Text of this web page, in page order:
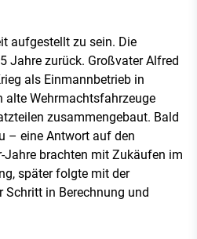
aufgestellt zu sein. Die
Jahre zurück. Großvater Alfred
als Einmannbetrieb in
alte Wehrmachtsfahrzeuge
zusammengebaut. Bald
– eine Antwort auf den
Jahre brachten mit Zukäufen im
später folgte mit der
Schritt in Berechnung und